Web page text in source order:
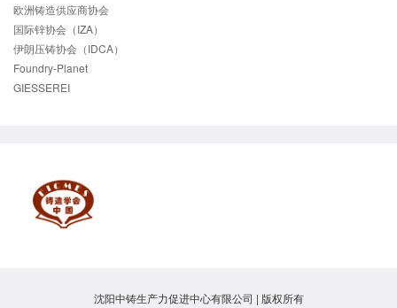
欧洲铸造供应商协会
国际锌协会（IZA）
伊朗压铸协会（IDCA）
Foundry-Planet
GIESSEREI
沈阳中铸生产力促进中心有限公司 | 版权所有